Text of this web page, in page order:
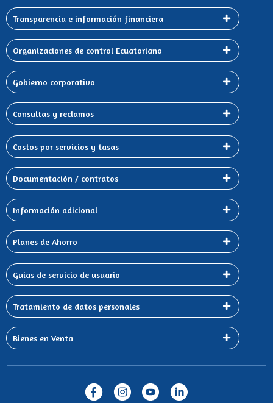
Transparencia e información financiera
Organizaciones de control Ecuatoriano
Gobierno corporativo
Consultas y reclamos
Costos por servicios y tasas
Documentación / contratos
Información adicional
Planes de Ahorro
Guias de servicio de usuario
Tratamiento de datos personales
Bienes en Venta